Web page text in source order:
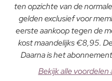
ten opzichte van de
gelden exclusief voor
eerste aankoop tegen de
kost maandelijks €8,95.
Daarna is het
Bekijk alle voordelen